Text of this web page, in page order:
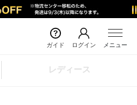
ガイド ログイン メニュー
レディース